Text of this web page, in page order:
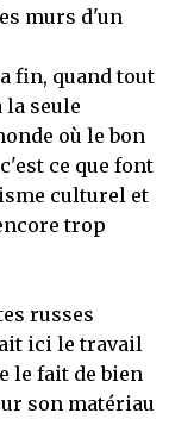
murs d'un
fin, quand tout
seule
où le bon
ce que font
culturel et
trop
russes
ici le travail
le fait de bien
son matériau